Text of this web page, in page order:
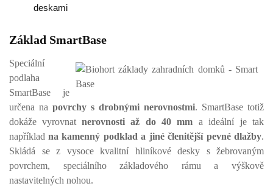
deskami
Základ SmartBase
Speciální
podlaha
SmartBase je
určena na povrchy s drobnými nerovnostmi. SmartBase totiž
dokáže vyrovnat nerovnosti až do 40 mm a ideální je tak
například na kamenný podklad a jiné členitější pevné dlažby.
Skládá se z vysoce kvalitní hliníkové desky s žebrovaným
povrchem, speciálního základového rámu a výškově
nastavitelných nohou.